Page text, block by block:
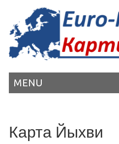
MENU
Карта Йыхви